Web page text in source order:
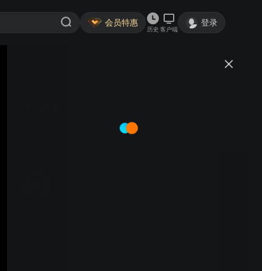
会员特惠
历史 客户端
登录